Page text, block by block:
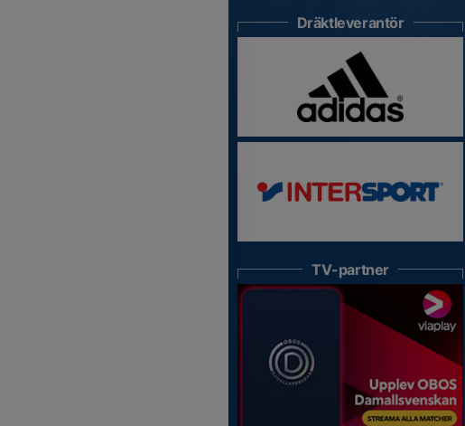
Dräktleverantör
TV-partner